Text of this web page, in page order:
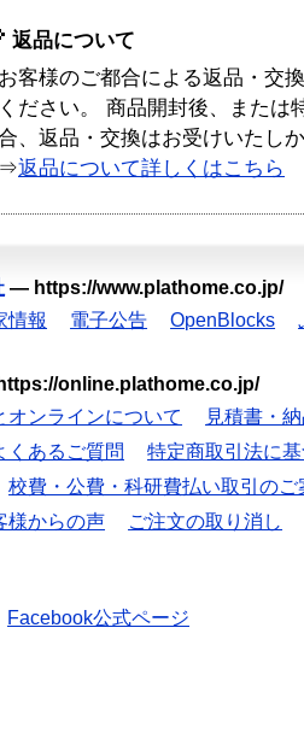
返品について
お客様のご都合による返品・交
ください。 商品開封後、または
、返品・交換はお受けいたし
⇒返品について詳しくはこちら
— https://www.plathome.co.jp/
情報 電子公告 OpenBlocks
https://online.plathome.co.jp/
オンラインについて
見積書・
くあるご質問
特定商取引法に
校費・公費・科研費払い取引のご
様からの声 ご注文の取り消し
Facebook公式ページ